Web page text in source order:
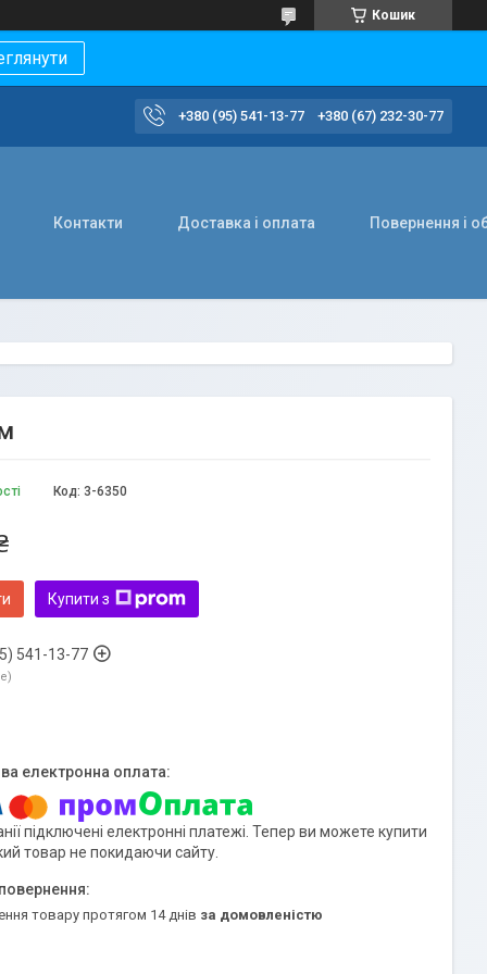
Кошик
+380 (95) 541-13-77 +380 (67) 232-30-77
Контакти Доставка і оплата Повернення і
Код: 3-6350
Купити з
541-13-77
підключені електронні платежі. Тепер ви можете купити
товар не покидаючи сайту.
товару протягом 14 днів за домовленістю